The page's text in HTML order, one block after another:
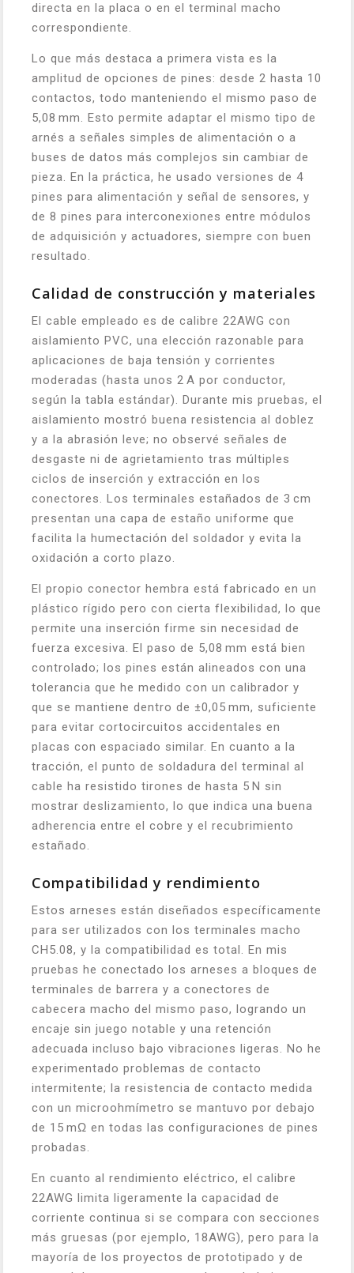
directa en la placa o en el terminal macho
correspondiente.
Lo que más destaca a primera vista es la
amplitud de opciones de pines: desde 2 hasta 10
contactos, todo manteniendo el mismo paso de
5,08 mm. Esto permite adaptar el mismo tipo de
arnés a señales simples de alimentación o a
buses de datos más complejos sin cambiar de
pieza. En la práctica, he usado versiones de 4
pines para alimentación y señal de sensores, y
de 8 pines para interconexiones entre módulos
de adquisición y actuadores, siempre con buen
resultado.
Calidad de construcción y materiales
El cable empleado es de calibre 22AWG con
aislamiento PVC, una elección razonable para
aplicaciones de baja tensión y corrientes
moderadas (hasta unos 2 A por conductor,
según la tabla estándar). Durante mis pruebas, el
aislamiento mostró buena resistencia al doblez
y a la abrasión leve; no observé señales de
desgaste ni de agrietamiento tras múltiples
ciclos de inserción y extracción en los
conectores. Los terminales estañados de 3 cm
presentan una capa de estaño uniforme que
facilita la humectación del soldador y evita la
oxidación a corto plazo.
El propio conector hembra está fabricado en un
plástico rígido pero con cierta flexibilidad, lo que
permite una inserción firme sin necesidad de
fuerza excesiva. El paso de 5,08 mm está bien
controlado; los pines están alineados con una
tolerancia que he medido con un calibrador y
que se mantiene dentro de ±0,05 mm, suficiente
para evitar cortocircuitos accidentales en
placas con espaciado similar. En cuanto a la
tracción, el punto de soldadura del terminal al
cable ha resistido tirones de hasta 5 N sin
mostrar deslizamiento, lo que indica una buena
adherencia entre el cobre y el recubrimiento
estañado.
Compatibilidad y rendimiento
Estos arneses están diseñados específicamente
para ser utilizados con los terminales macho
CH5.08, y la compatibilidad es total. En mis
pruebas he conectado los arneses a bloques de
terminales de barrera y a conectores de
cabecera macho del mismo paso, logrando un
encaje sin juego notable y una retención
adecuada incluso bajo vibraciones ligeras. No he
experimentado problemas de contacto
intermitente; la resistencia de contacto medida
con un microohmímetro se mantuvo por debajo
de 15 mΩ en todas las configuraciones de pines
probadas.
En cuanto al rendimiento eléctrico, el calibre
22AWG limita ligeramente la capacidad de
corriente continua si se compara con secciones
más gruesas (por ejemplo, 18AWG), pero para la
mayoría de los proyectos de prototipado y de